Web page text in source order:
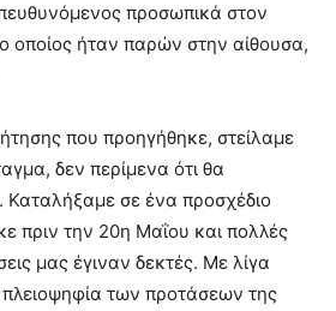
προσωπικά στον
οποίος ήταν παρών στην αίθουσα,
που προηγήθηκε, στείλαμε
δεν περίμενα ότι θα
σε ένα προσχέδιο
πριν την 20η Μαΐου και πολλές
μας έγιναν δεκτές. Με λίγα
πλειοψηφία των προτάσεων της